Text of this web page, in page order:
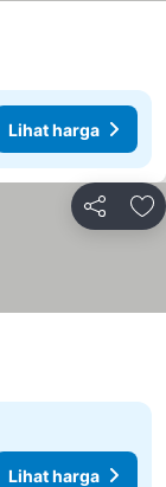
harga
Lihat harga
Kongsi
Lihat harga